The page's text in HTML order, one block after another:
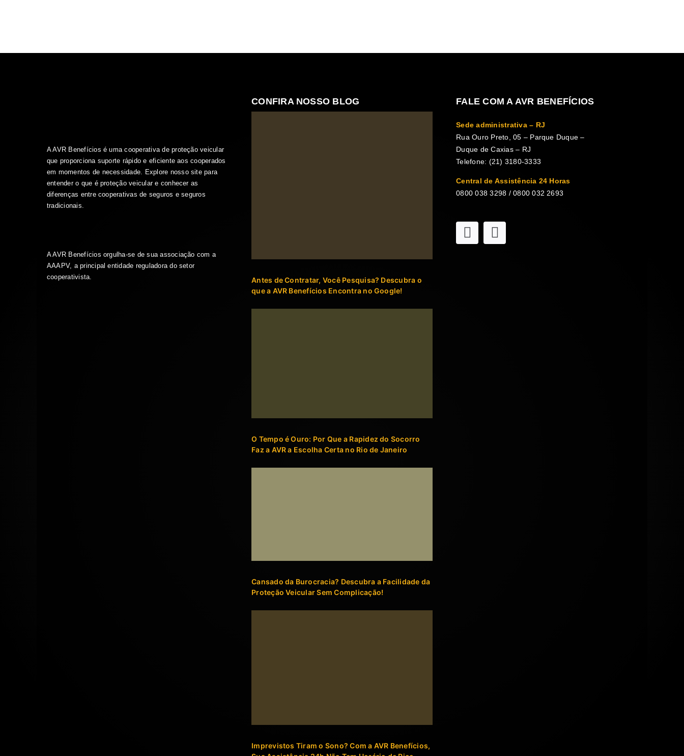
A AVR Benefícios é uma cooperativa de proteção veicular
que proporciona suporte rápido e eficiente aos cooperados
em momentos de necessidade. Explore nosso site para
entender o que é proteção veicular e conhecer as
diferenças entre cooperativas de seguros e seguros
tradicionais.
A AVR Benefícios orgulha-se de sua associação com a
AAAPV, a principal entidade reguladora do setor
cooperativista.
CONFIRA NOSSO BLOG
Antes de Contratar, Você Pesquisa? Descubra o
que a AVR Benefícios Encontra no Google!
O Tempo é Ouro: Por Que a Rapidez do Socorro
Faz a AVR a Escolha Certa no Rio de Janeiro
Cansado da Burocracia? Descubra a Facilidade da
Proteção Veicular Sem Complicação!
Imprevistos Tiram o Sono? Com a AVR Benefícios,
FALE COM A AVR BENEFÍCIOS
Sede administrativa – RJ
Rua Ouro Preto, 05 – Parque Duque –
Duque de Caxias – RJ
Telefone: (21) 3180-3333
Central de Assistência 24 Horas
0800 038 3298 / 0800 032 2693